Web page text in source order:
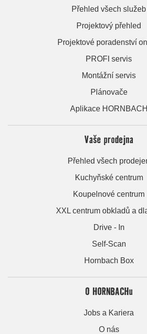
Přehled všech služeb
Projektový přehled
Projektové poradenství
PROFI servis
Montážní servis
Plánovače
Aplikace HORNBACH
Vaše prodejna
Přehled všech
Kuchyňské centrum
Koupelnové centrum
XXL centrum obkladů a
Drive - In
Self-Scan
Hornbach Box
O HORNBACHu
Jobs a Kariera
O nás